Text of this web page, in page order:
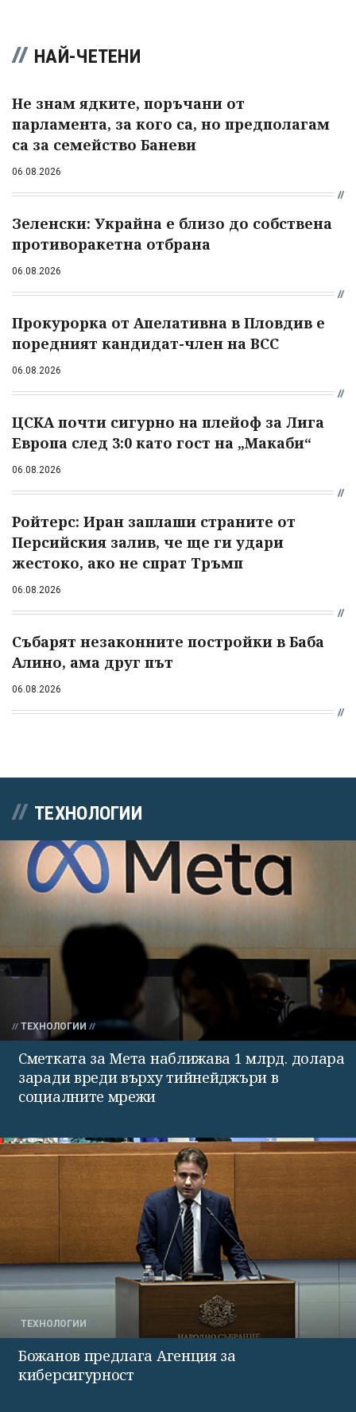
НАЙ-ЧЕТЕНИ
Не знам ядките, поръчани от
парламента, за кого са, но предполагам
са за семейство Баневи
06.08.2026
Зеленски: Украйна е близо до собствена
противоракетна отбрана
06.08.2026
Прокурорка от Апелативна в Пловдив е
поредният кандидат-член на ВСС
06.08.2026
ЦСКА почти сигурно на плейоф за Лига
Европа след 3:0 като гост на „Макаби“
06.08.2026
Ройтерс: Иран заплаши страните от
Персийския залив, че ще ги удари
жестоко, ако не спрат Тръмп
06.08.2026
Събарят незаконните постройки в Баба
Алино, ама друг път
06.08.2026
ТЕХНОЛОГИИ
ТЕХНОЛОГИИ
Сметката за Мета наближава 1 млрд. долара
заради вреди върху тийнейджъри в
социалните мрежи
ТЕХНОЛОГИИ
Божанов предлага Агенция за
киберсигурност